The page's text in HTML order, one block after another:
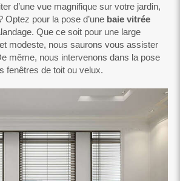
d’une vue magnifique sur votre jardin,
Optez pour la pose d’une baie vitrée
Que ce soit pour une large
modeste, nous saurons vous assister
même, nous intervenons dans la pose
fenêtres de toit ou velux.